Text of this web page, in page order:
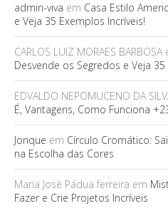
admin-viva em Casa Estilo
e Veja 35 Exemplos Incríveis!
CARLOS LUIZ MORAES BARBOSA
Desvende os Segredos e Veja
EDVALDO NEPOMUCENO DA
É, Vantagens, Como Funciona
Jonque em Círculo Cromático:
na Escolha das Cores
Maria José Pádua ferreira em
Fazer e Crie Projetos Incríveis